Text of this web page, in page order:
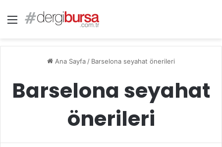
Menü
Ana Sayfa / Barselona seyahat önerileri
Barselona seyahat
önerileri